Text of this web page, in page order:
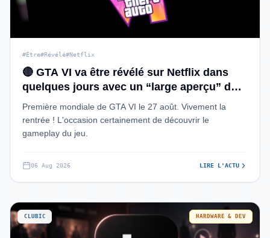
#Être#Révélé#Netflix
🔴 GTA VI va être révélé sur Netflix dans
quelques jours avec un “large aperçu” du
jeu
Première mondiale de GTA VI le 27 août. Vivement la
rentrée ! L'occasion certainement de découvrir le
gameplay du jeu.
06 Aug 2026 LIRE L'ACTU
CLUBIC HARDWARE & DEV